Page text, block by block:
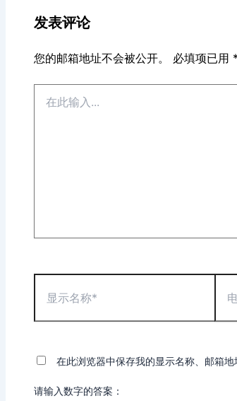
发表评论
您的邮箱地址不会被公开。 必填项已用 *
称
箱
在此浏览器中保存我的显示名称、邮箱地
请输入数字的答案：